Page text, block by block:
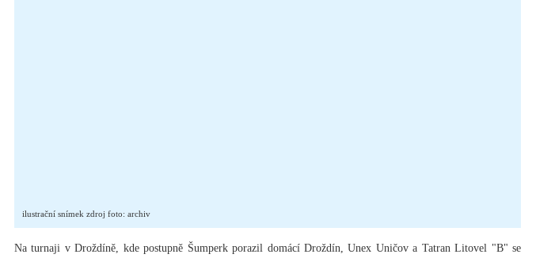
ilustrační snímek zdroj foto: archiv
Na turnaji v Droždíně, kde postupně Šumperk porazil domácí Droždín, Unex Uničov a Tatran Litovel "B" se